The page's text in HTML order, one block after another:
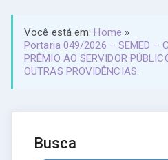
Você está em:Home »
Portaria 049/2026 – SEMED –
PRÊMIO AO SERVIDOR
OUTRAS PROVIDÊNCIAS.
Busca